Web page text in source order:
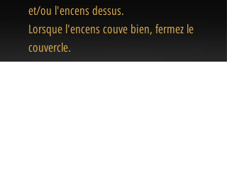
et/ou l'encens dessus.
Lorsque l'encens couve bien, fermez le
couvercle.